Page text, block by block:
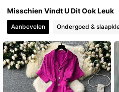
4.67 4.7K
4.67 4.7K
4.67 4.7K
Misschien Vindt U Dit Ook Leuk
Aanbevelen Ondergoed &